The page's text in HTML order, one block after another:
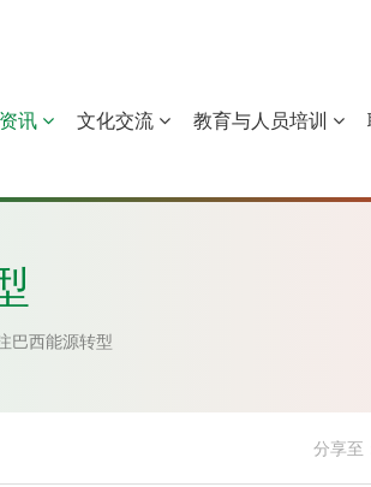
莫桑比克 葡萄牙 圣多美和普林西比
讯 文化交流 教育与人员培训
巴西能源转型
分享至